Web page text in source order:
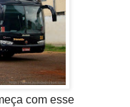
com esse